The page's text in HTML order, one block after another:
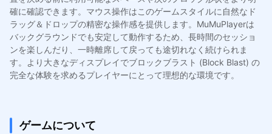
確に確認できます。マウス操作はこのゲームスタイルに自然なド
ラッグ＆ドロップの精密な操作感を提供します。MuMuPlayerは
バックグラウンドでも安定して動作するため、長時間のセッショ
ンを楽しんだり、一時離席して戻っても途切れなく続けられま
す。より大きなディスプレイでブロックブラスト (Block Blast) の
完全な体験を求めるプレイヤーにとって理想的な環境です。
ゲームについて